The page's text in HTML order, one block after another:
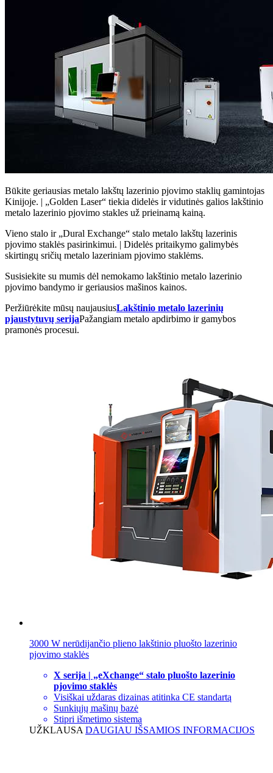
Būkite geriausias metalo lakštų lazerinio pjovimo staklių gamintojas
Kinijoje. | „Golden Laser“ tiekia didelės ir vidutinės galios lakštinio
metalo lazerinio pjovimo stakles už prieinamą kainą.
Vieno stalo ir „Dural Exchange“ stalo metalo lakštų lazerinis
pjovimo staklės pasirinkimui. | Didelės pritaikymo galimybės
skirtingų sričių metalo lazeriniam pjovimo staklėms.
Susisiekite su mumis dėl nemokamo lakštinio metalo lazerinio
pjovimo bandymo ir geriausios mašinos kainos.
Peržiūrėkite mūsų naujausiusLakštinio metalo lazerinių
pjaustytuvų serijaPažangiam metalo apdirbimo ir gamybos
pramonės procesui.
3000 W nerūdijančio plieno lakštinio pluošto lazerinio
pjovimo staklės
X serija | „eXchange“ stalo pluošto lazerinio
pjovimo staklės
Visiškai uždaras dizainas atitinka CE standartą
Sunkiųjų mašinų bazė
Stipri išmetimo sistema
UŽKLAUSA DAUGIAU IŠSAMIOS INFORMACIJOS